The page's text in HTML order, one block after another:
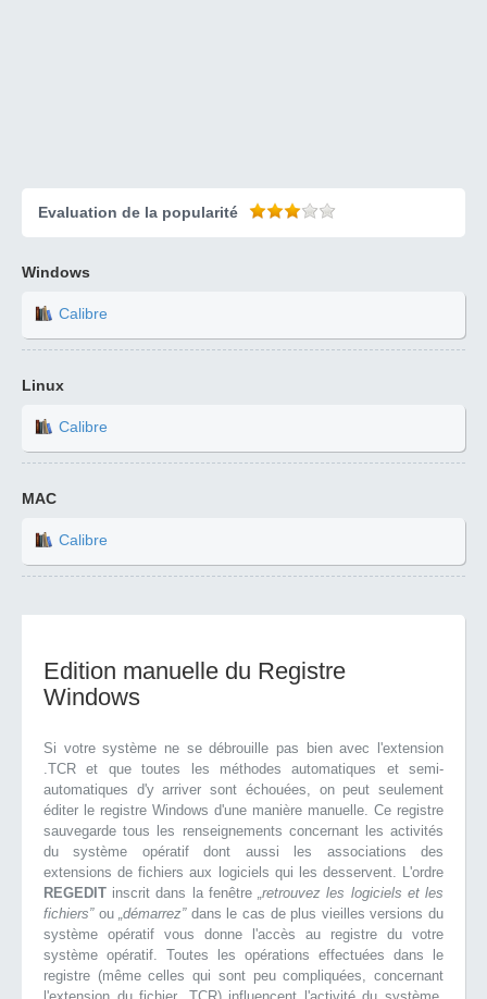
Evaluation de la popularité
Windows
Calibre
Linux
Calibre
MAC
Calibre
Edition manuelle du Registre
Windows
Si votre système ne se débrouille pas bien avec l'extension
.TCR et que toutes les méthodes automatiques et semi-
automatiques d'y arriver sont échouées, on peut seulement
éditer le registre Windows d'une manière manuelle. Ce registre
sauvegarde tous les renseignements concernant les activités
du système opératif dont aussi les associations des
extensions de fichiers aux logiciels qui les desservent. L'ordre
REGEDIT inscrit dans la fenêtre„retrouvez les logiciels et les
fichiers”ou„démarrez”dans le cas de plus vieilles versions du
système opératif vous donne l'accès au registre du votre
système opératif. Toutes les opérations effectuées dans le
registre (même celles qui sont peu compliquées, concernant